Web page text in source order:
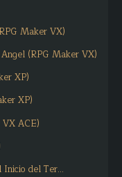
Maker VX)
(RPG Maker VX)
XP)
XP)
ACE)
del Ter...